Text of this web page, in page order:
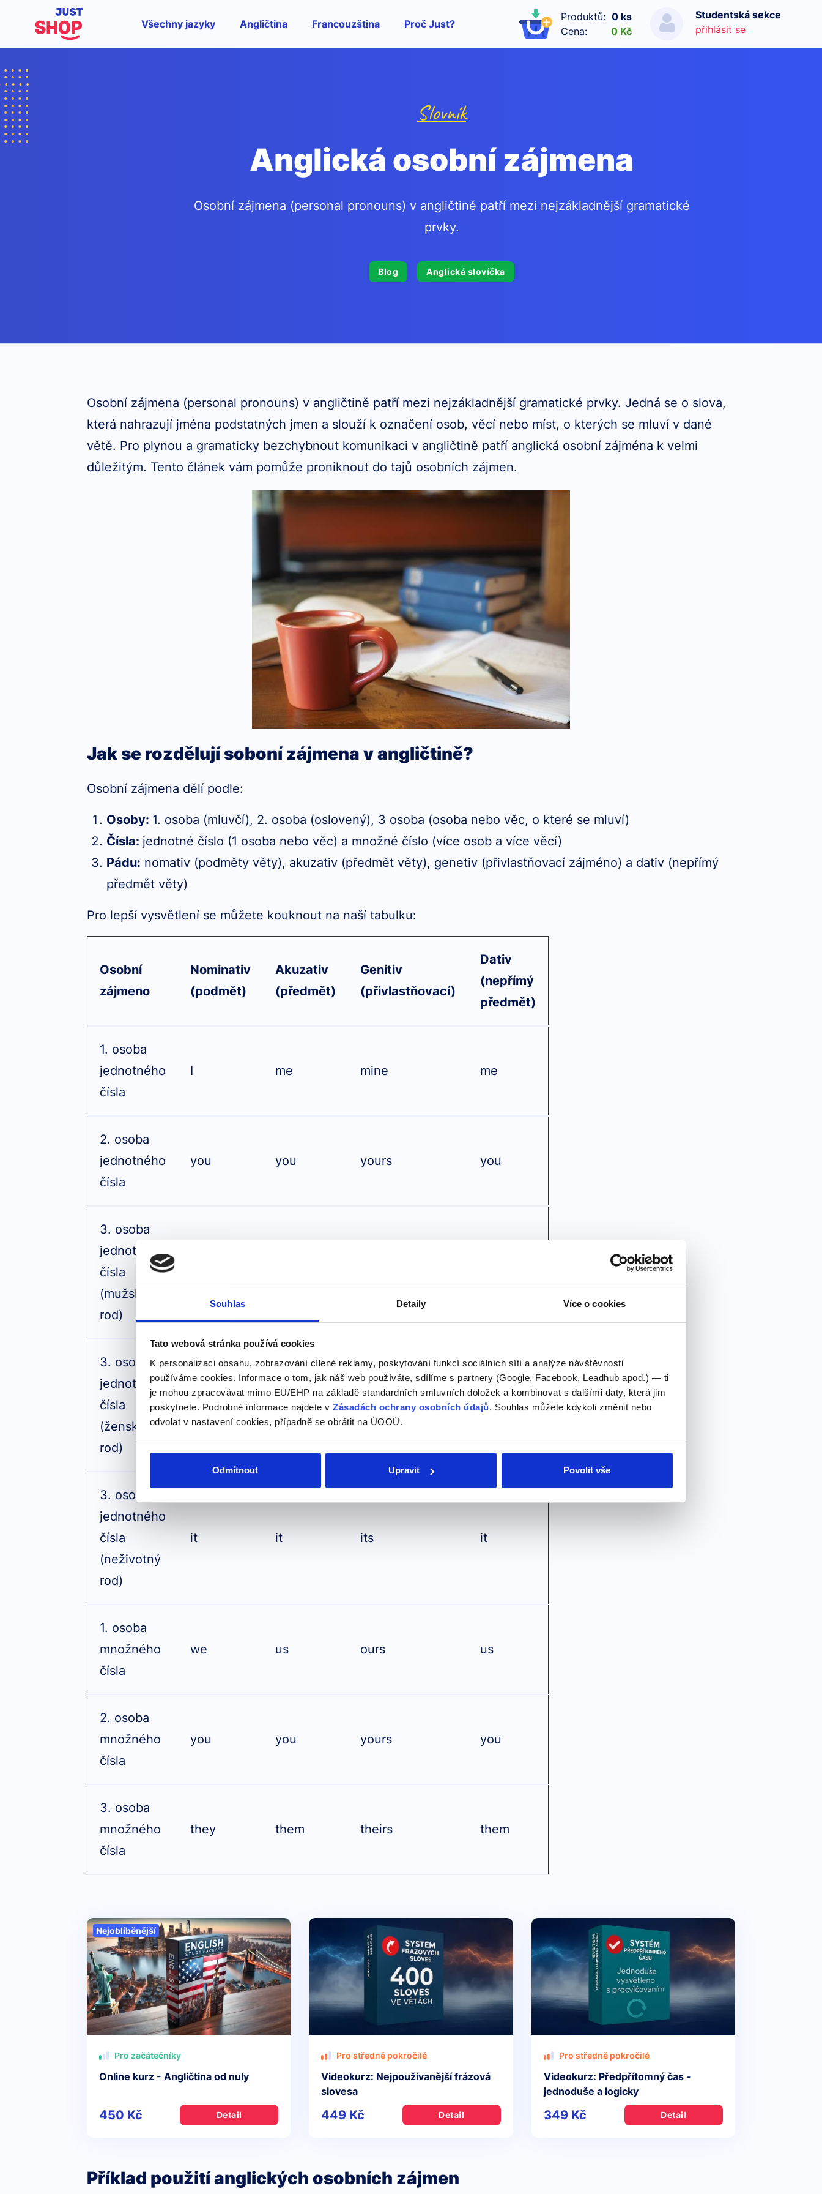
Souhlas Detaily Více o cookies
Tato webová stránka používá cookies
K personalizaci obsahu, zobrazování cílené reklamy, poskytování funkcí sociálních sítí a analýze návštěvnosti
používáme cookies. Informace o tom, jak náš web používáte, sdílíme s partnery (Google, Facebook, Leadhub apod.) — ti
je mohou zpracovávat mimo EU/EHP na základě standardních smluvních doložek a kombinovat s dalšími daty, která jim
poskytnete. Podrobné informace najdete v Zásadách ochrany osobních údajů. Souhlas můžete kdykoli změnit nebo
odvolat v nastavení cookies, případně se obrátit na ÚOOÚ.
Odmítnout Upravit Povolit vše
Všechny jazyky Angličtina Francouzština Proč Just?
Produktů: 0 ks
Cena:
0 Kč
Studentská sekce
přihlásit se
Slovník
Anglická osobní zájmena
Osobní zájmena (personal pronouns) v angličtině patří mezi nejzákladnější gramatické
prvky.
Blog Anglická slovíčka
Osobní zájmena (personal pronouns) v angličtině patří mezi nejzákladnější gramatické prvky. Jedná se o slova,
která nahrazují jména podstatných jmen a slouží k označení osob, věcí nebo míst, o kterých se mluví v dané
větě. Pro plynou a gramaticky bezchybnout komunikaci v angličtině patří anglická osobní zájména k velmi
důležitým. Tento článek vám pomůže proniknout do tajů osobních zájmen.
Jak se rozdělují soboní zájmena v angličtině?
Osobní zájmena dělí podle:
Osoby: 1. osoba (mluvčí), 2. osoba (oslovený), 3 osoba (osoba nebo věc, o které se mluví)
Čísla: jednotné číslo (1 osoba nebo věc) a množné číslo (více osob a více věcí)
Pádu: nomativ (podměty věty), akuzativ (předmět věty), genetiv (přivlastňovací zájméno) a dativ (nepřímý
předmět věty)
Pro lepší vysvětlení se můžete kouknout na naší tabulku:
Osobní
zájmeno
Nominativ
(podmět)
Akuzativ
(předmět)
Genitiv
(přivlastňovací)
Dativ
(nepřímý
předmět)
1. osoba
jednotného
čísla
I me mine me
2. osoba
jednotného
čísla
you you yours you
3. osoba
jednotného
čísla
(mužský
rod)
3. osoba
jednotného
čísla
(ženský
rod)
she her hers her
3. osoba
jednotného
čísla
(neživotný
rod)
it it its it
1. osoba
množného
čísla
we us ours us
2. osoba
množného
čísla
you you yours you
3. osoba
množného
čísla
they them theirs them
Nejoblíběnější
Pro začátečníky
Online kurz - Angličtina od nuly
450 Kč Detail
Pro středně pokročilé
Videokurz: Nejpoužívanější frázová
slovesa
449 Kč Detail
Pro středně pokročilé
Videokurz: Předpřítomný čas -
jednoduše a logicky
349 Kč Detail
Příklad použití anglických osobních zájmen